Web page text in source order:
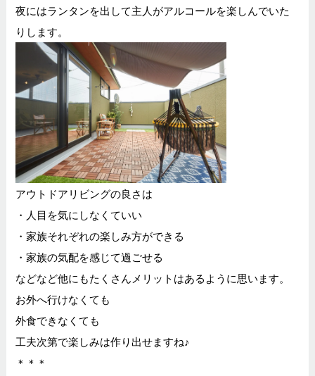
夜にはランタンを出して主人がアルコールを楽しんでいた
りします。
アウトドアリビングの良さは
・人目を気にしなくていい
・家族それぞれの楽しみ方ができる
・家族の気配を感じて過ごせる
などなど他にもたくさんメリットはあるように思います。
お外へ行けなくても
外食できなくても
工夫次第で楽しみは作り出せますね♪
＊＊＊